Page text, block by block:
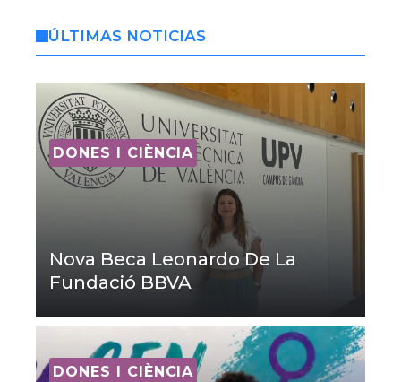
ÚLTIMAS NOTICIAS
DONES I CIÈNCIA
Nova Beca Leonardo De La
Fundació BBVA
DONES I CIÈNCIA